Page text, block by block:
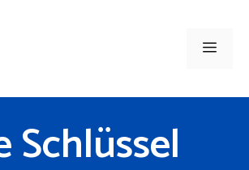
Menü
Schlüssel